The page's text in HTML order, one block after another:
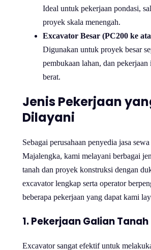
Ideal untuk pekerjaan pondasi,
proyek skala menengah.
Excavator Besar (PC200 ke
Digunakan untuk proyek besar
pembukaan lahan, dan
berat.
Jenis Pekerjaan
Dilayani
Sebagai perusahaan penyedia jasa
Majalengka, kami melayani berbagai
tanah dan proyek konstruksi dengan
excavator lengkap serta operator
beberapa pekerjaan yang dapat kami
1. Pekerjaan Galian Tanah
Excavator sangat efektif untuk